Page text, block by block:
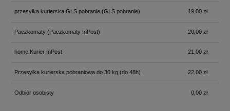
przesyłka kurierska GLS pobranie(GLS pobranie) 19,00 zł
Paczkomaty(Paczkomaty InPost) 20,00 zł
home Kurier InPost 21,00 zł
Przesyłka kurierska pobraniowa do 30 kg(do 48h) 22,00 zł
Odbiór osobisty 0,00 zł